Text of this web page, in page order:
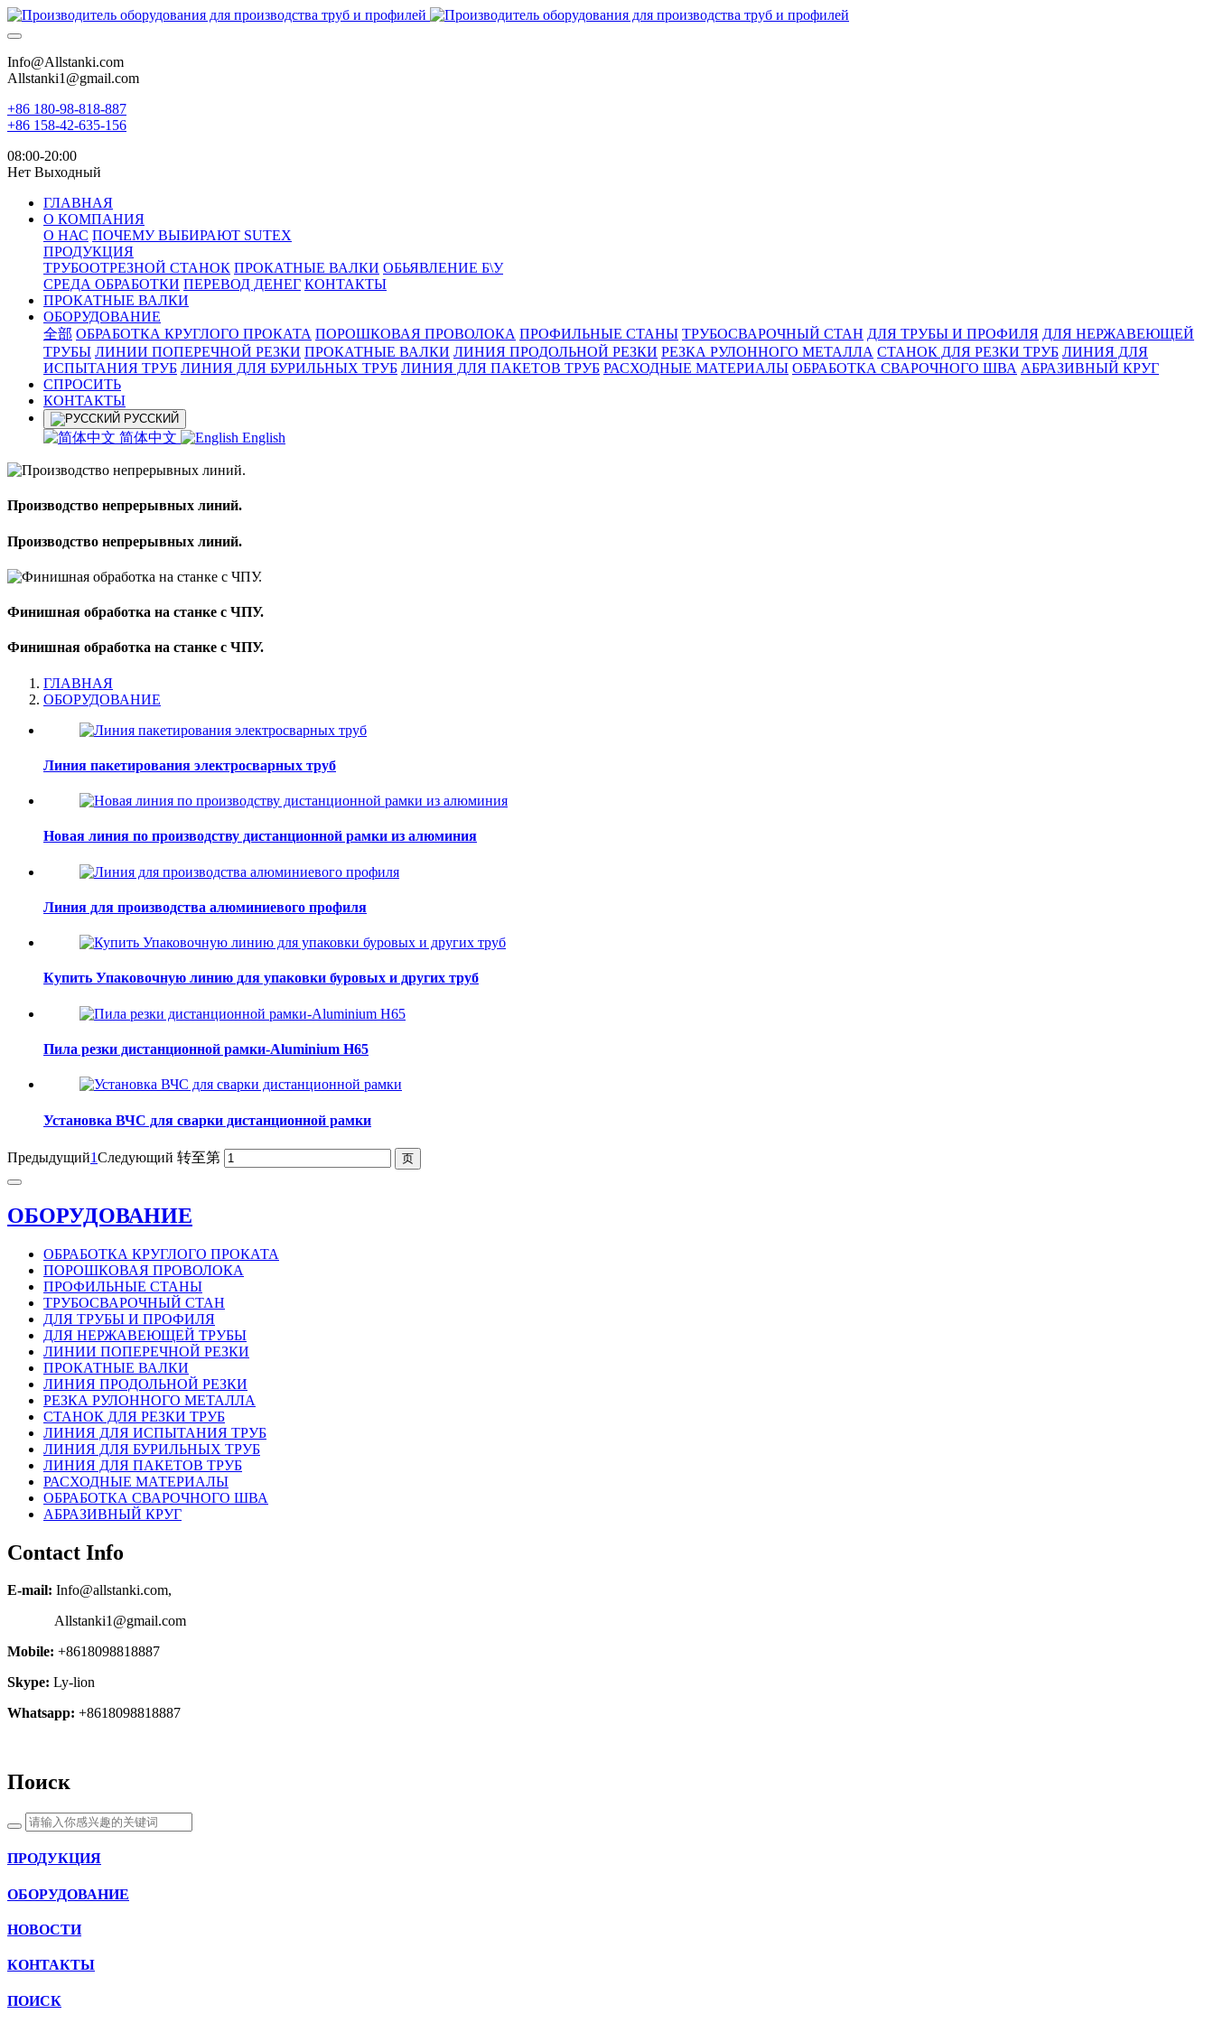
Info@Allstanki.com
Allstanki1@gmail.com
+86 180-98-818-887
+86 158-42-635-156
08:00-20:00
Нет Выходный
ГЛАВНАЯ
О КОМПАНИЯ
О НАС ПОЧЕМУ ВЫБИРАЮТ SUTEX
ПРОДУКЦИЯ
ТРУБООТРЕЗНОЙ СТАНОК ПРОКАТНЫЕ ВАЛКИ ОБЬЯВЛЕНИЕ Б\У
СРЕДА ОБРАБОТКИ ПЕРЕВОД ДЕНЕГ КОНТАКТЫ
ПРОКАТНЫЕ ВАЛКИ
ОБОРУДОВАНИЕ
全部 ОБРАБОТКА КРУГЛОГО ПРОКАТА ПОРОШКОВАЯ ПРОВОЛОКА ПРОФИЛЬНЫЕ СТАНЫ ТРУБОСВАРОЧНЫЙ СТАН ДЛЯ ТРУБЫ И ПРОФИЛЯ ДЛЯ НЕРЖАВЕЮЩЕЙ
ТРУБЫ ЛИНИИ ПОПЕРЕЧНОЙ РЕЗКИ ПРОКАТНЫЕ ВАЛКИ ЛИНИЯ ПРОДОЛЬНОЙ РЕЗКИ РЕЗКА РУЛОННОГО МЕТАЛЛА СТАНОК ДЛЯ РЕЗКИ ТРУБ ЛИНИЯ ДЛЯ
ИСПЫТАНИЯ ТРУБ ЛИНИЯ ДЛЯ БУРИЛЬНЫХ ТРУБ ЛИНИЯ ДЛЯ ПАКЕТОВ ТРУБ РАСХОДНЫЕ МАТЕРИАЛЫ OБРАБОТКА СВАРОЧНОГО ШВА АБРАЗИВНЫЙ КРУГ
СПРОСИТЬ
КОНТАКТЫ
РУССКИЙ
简体中文 English
Производство непрерывных линий.
Производство непрерывных линий.
Финишная обработка на станке с ЧПУ.
Финишная обработка на станке с ЧПУ.
ГЛАВНАЯ
ОБОРУДОВАНИЕ
Линия пакетирования электросварных труб
Новая линия по производству дистанционной рамки из алюминия
Линия для производства алюминиевого профиля
Купить Упаковочную линию для упаковки буровых и других труб
Пила резки дистанционной рамки-Aluminium H65
Установка ВЧС для сварки дистанционной рамки
Предыдущий1Следующий 转至第
ОБОРУДОВАНИЕ
ОБРАБОТКА КРУГЛОГО ПРОКАТА
ПОРОШКОВАЯ ПРОВОЛОКА
ПРОФИЛЬНЫЕ СТАНЫ
ТРУБОСВАРОЧНЫЙ СТАН
ДЛЯ ТРУБЫ И ПРОФИЛЯ
ДЛЯ НЕРЖАВЕЮЩЕЙ ТРУБЫ
ЛИНИИ ПОПЕРЕЧНОЙ РЕЗКИ
ПРОКАТНЫЕ ВАЛКИ
ЛИНИЯ ПРОДОЛЬНОЙ РЕЗКИ
РЕЗКА РУЛОННОГО МЕТАЛЛА
СТАНОК ДЛЯ РЕЗКИ ТРУБ
ЛИНИЯ ДЛЯ ИСПЫТАНИЯ ТРУБ
ЛИНИЯ ДЛЯ БУРИЛЬНЫХ ТРУБ
ЛИНИЯ ДЛЯ ПАКЕТОВ ТРУБ
РАСХОДНЫЕ МАТЕРИАЛЫ
OБРАБОТКА СВАРОЧНОГО ШВА
АБРАЗИВНЫЙ КРУГ
Contact Info
E-mail: Info@allstanki.com,
Allstanki1@gmail.com
Mobile: +8618098818887
Skype: Ly-lion
Whatsapp: +8618098818887
Поиск
ПРОДУКЦИЯ
ОБОРУДОВАНИЕ
НОВОСТИ
КОНТАКТЫ
ПОИСК